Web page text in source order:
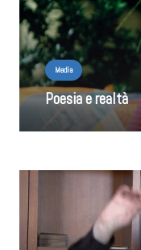
Media
Poesia e realtà